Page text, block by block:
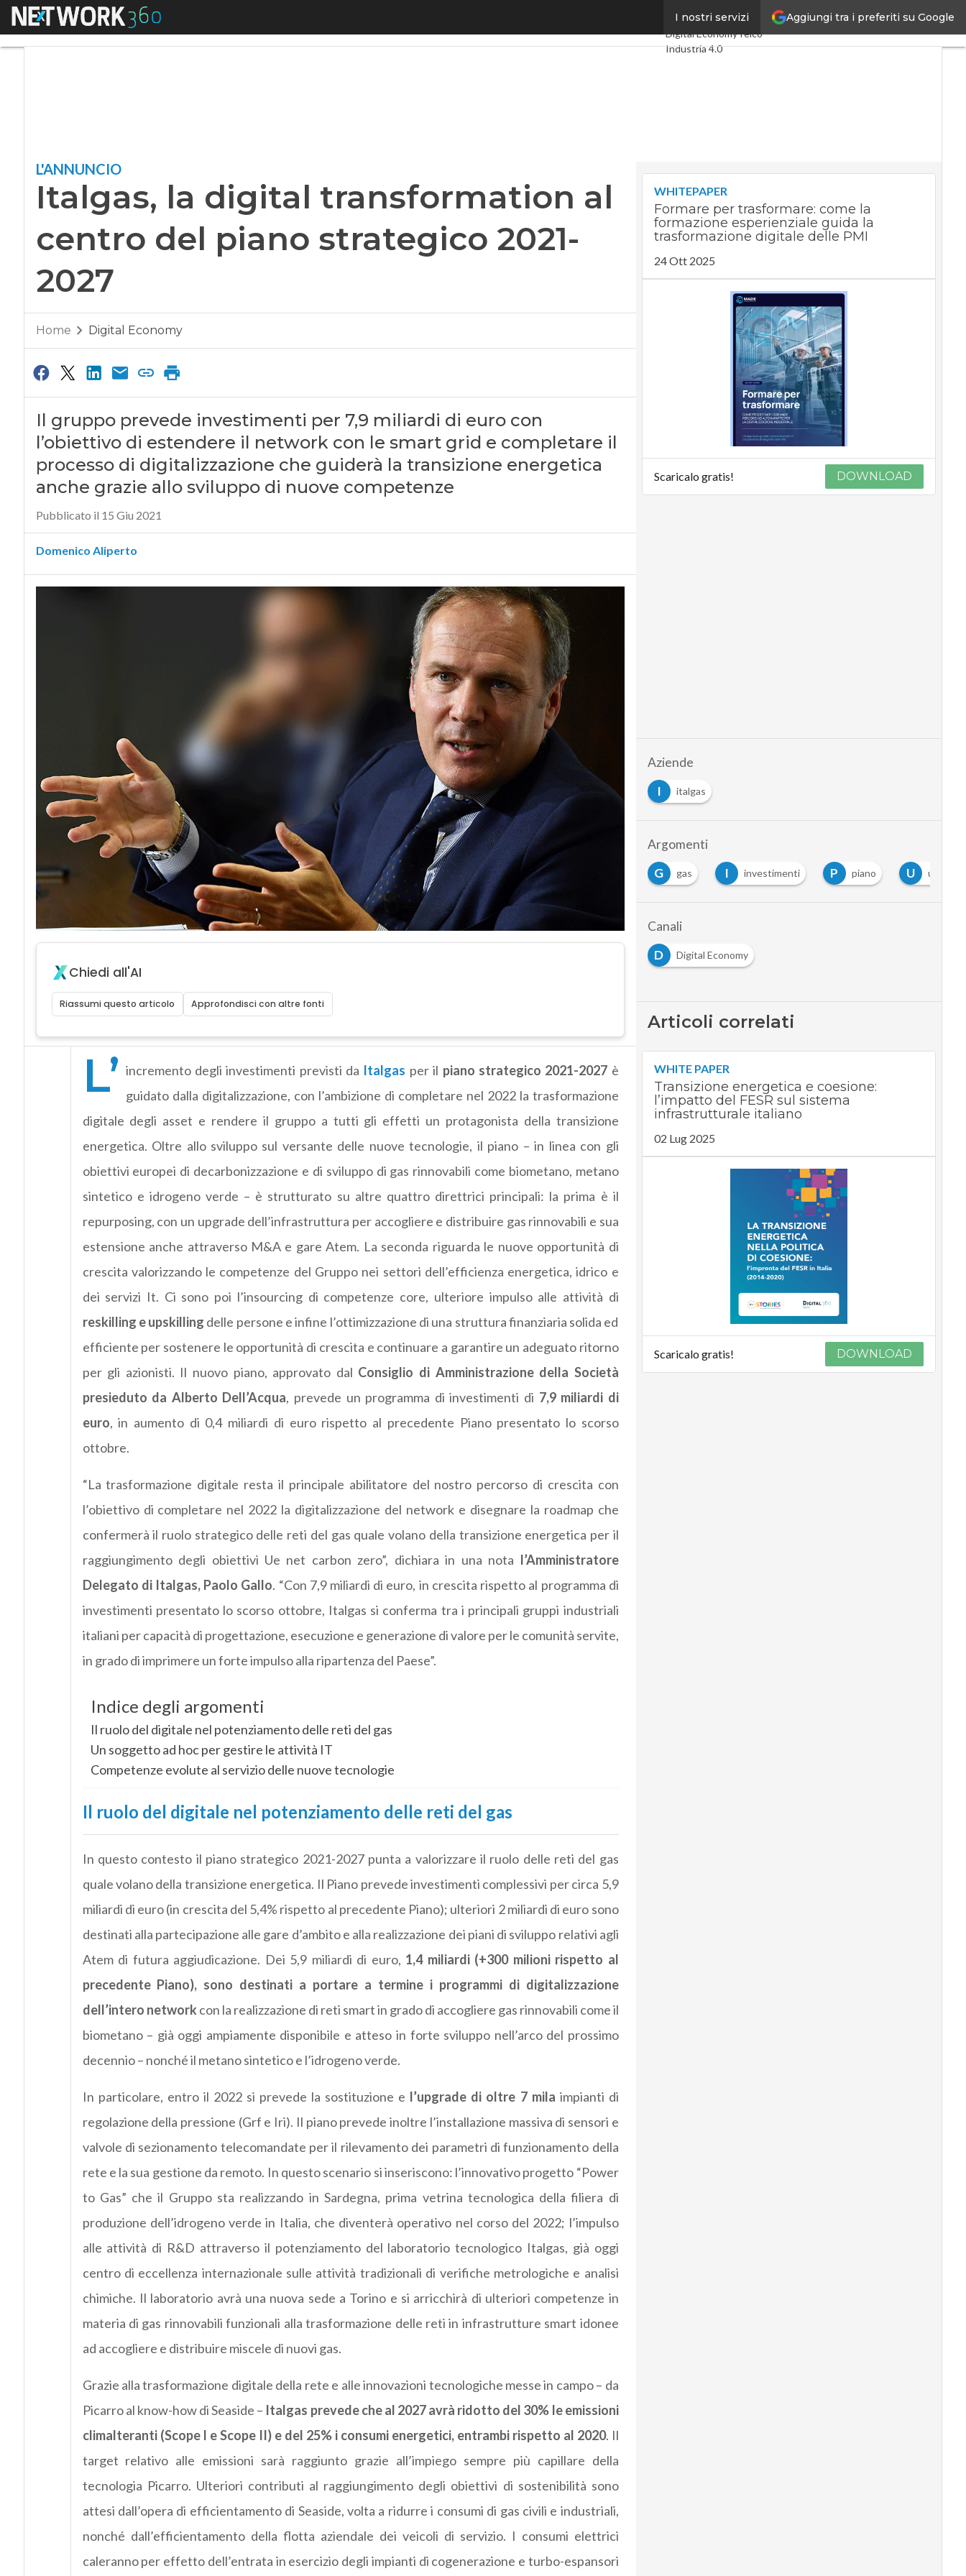
Aggiungi tra i preferiti su Google
I nostri servizi
Menu
Ultimi articoli
Digital EconomyTelco
Industria 4.0
L'ANNUNCIO
Italgas, la digital transformation al
centro del piano strategico 2021-
2027
Home Digital Economy
Il gruppo prevede investimenti per 7,9 miliardi di euro con
l’obiettivo di estendere il network con le smart grid e completare il
processo di digitalizzazione che guiderà la transizione energetica
anche grazie allo sviluppo di nuove competenze
Pubblicato il 15 Giu 2021
Domenico Aliperto
Chiedi all'AI
Riassumi questo articolo Approfondisci con altre fonti
L’ incremento degli investimenti previsti da Italgas per il piano strategico 2021-2027 è
guidato dalla digitalizzazione, con l’ambizione di completare nel 2022 la trasformazione
digitale degli asset e rendere il gruppo a tutti gli effetti un protagonista della transizione
energetica. Oltre allo sviluppo sul versante delle nuove tecnologie, il piano – in linea con gli
obiettivi europei di decarbonizzazione e di sviluppo di gas rinnovabili come biometano, metano
sintetico e idrogeno verde – è strutturato su altre quattro direttrici principali: la prima è il
repurposing, con un upgrade dell’infrastruttura per accogliere e distribuire gas rinnovabili e sua
estensione anche attraverso M&A e gare Atem. La seconda riguarda le nuove opportunità di
crescita valorizzando le competenze del Gruppo nei settori dell’efficienza energetica, idrico e
dei servizi It. Ci sono poi l’insourcing di competenze core, ulteriore impulso alle attività di
reskilling e upskilling delle persone e infine l’ottimizzazione di una struttura finanziaria solida ed
efficiente per sostenere le opportunità di crescita e continuare a garantire un adeguato ritorno
per gli azionisti. Il nuovo piano, approvato dal Consiglio di Amministrazione della Società
presieduto da Alberto Dell’Acqua, prevede un programma di investimenti di 7,9 miliardi di
euro, in aumento di 0,4 miliardi di euro rispetto al precedente Piano presentato lo scorso
ottobre.
“La trasformazione digitale resta il principale abilitatore del nostro percorso di crescita con
l’obiettivo di completare nel 2022 la digitalizzazione del network e disegnare la roadmap che
confermerà il ruolo strategico delle reti del gas quale volano della transizione energetica per il
raggiungimento degli obiettivi Ue net carbon zero”, dichiara in una nota l’Amministratore
Delegato di Italgas, Paolo Gallo. “Con 7,9 miliardi di euro, in crescita rispetto al programma di
investimenti presentato lo scorso ottobre, Italgas si conferma tra i principali gruppi industriali
italiani per capacità di progettazione, esecuzione e generazione di valore per le comunità servite,
in grado di imprimere un forte impulso alla ripartenza del Paese”.
Indice degli argomenti
Il ruolo del digitale nel potenziamento delle reti del gas
Un soggetto ad hoc per gestire le attività IT
Competenze evolute al servizio delle nuove tecnologie
Il ruolo del digitale nel potenziamento delle reti del gas
In questo contesto il piano strategico 2021-2027 punta a valorizzare il ruolo delle reti del gas
quale volano della transizione energetica. Il Piano prevede investimenti complessivi per circa 5,9
miliardi di euro (in crescita del 5,4% rispetto al precedente Piano); ulteriori 2 miliardi di euro sono
destinati alla partecipazione alle gare d’ambito e alla realizzazione dei piani di sviluppo relativi agli
Atem di futura aggiudicazione. Dei 5,9 miliardi di euro, 1,4 miliardi (+300 milioni rispetto al
precedente Piano), sono destinati a portare a termine i programmi di digitalizzazione
dell’intero network con la realizzazione di reti smart in grado di accogliere gas rinnovabili come il
biometano – già oggi ampiamente disponibile e atteso in forte sviluppo nell’arco del prossimo
decennio – nonché il metano sintetico e l’idrogeno verde.
In particolare, entro il 2022 si prevede la sostituzione e l’upgrade di oltre 7 mila impianti di
regolazione della pressione (Grf e Iri). Il piano prevede inoltre l’installazione massiva di sensori e
valvole di sezionamento telecomandate per il rilevamento dei parametri di funzionamento della
rete e la sua gestione da remoto. In questo scenario si inseriscono: l’innovativo progetto “Power
to Gas” che il Gruppo sta realizzando in Sardegna, prima vetrina tecnologica della filiera di
produzione dell’idrogeno verde in Italia, che diventerà operativo nel corso del 2022; l’impulso
alle attività di R&D attraverso il potenziamento del laboratorio tecnologico Italgas, già oggi
centro di eccellenza internazionale sulle attività tradizionali di verifiche metrologiche e analisi
chimiche. Il laboratorio avrà una nuova sede a Torino e si arricchirà di ulteriori competenze in
materia di gas rinnovabili funzionali alla trasformazione delle reti in infrastrutture smart idonee
ad accogliere e distribuire miscele di nuovi gas.
Grazie alla trasformazione digitale della rete e alle innovazioni tecnologiche messe in campo – da
Picarro al know-how di Seaside – Italgas prevede che al 2027 avrà ridotto del 30% le emissioni
climalteranti (Scope I e Scope II) e del 25% i consumi energetici, entrambi rispetto al 2020. Il
target relativo alle emissioni sarà raggiunto grazie all’impiego sempre più capillare della
tecnologia Picarro. Ulteriori contributi al raggiungimento degli obiettivi di sostenibilità sono
attesi dall’opera di efficientamento di Seaside, volta a ridurre i consumi di gas civili e industriali,
nonché dall’efficientamento della flotta aziendale dei veicoli di servizio. I consumi elettrici
caleranno per effetto dell’entrata in esercizio degli impianti di cogenerazione e turbo-espansori
WHITEPAPER
Formare per trasformare: come la
formazione esperienziale guida la
trasformazione digitale delle PMI
24 Ott 2025
Scaricalo gratis! DOWNLOAD
Aziende
I
italgas
Argomenti
D
G gas I investimenti P piano U utilities
Canali
D
Digital Economy
Articoli correlati
WHITE PAPER
Transizione energetica e coesione:
l’impatto del FESR sul sistema
infrastrutturale italiano
02 Lug 2025
Scaricalo gratis! DOWNLOAD